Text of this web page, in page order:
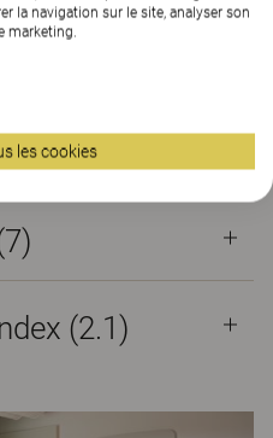
7)
(2.1)
la navigation sur le site, analyser son
marketing.
les cookies